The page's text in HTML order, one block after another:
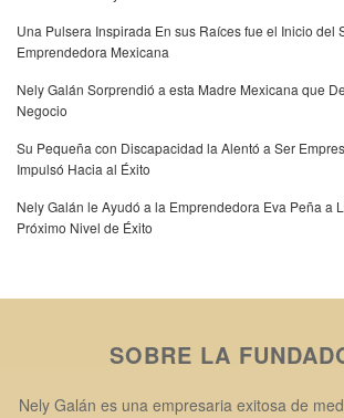
Una Pulsera Inspirada En sus Raíces fue el Inicio del
Emprendedora Mexicana
Nely Galán Sorprendió a esta Madre Mexicana que
Negocio
Su Pequeña con Discapacidad la Alentó a Ser
Impulsó Hacia al Éxito
Nely Galán le Ayudó a la Emprendedora Eva Peña a
Próximo Nivel de Éxito
SOBRE LA
Nely Galán es una empresaria exitosa de